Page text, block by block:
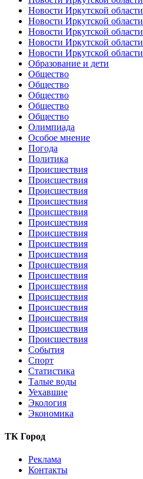
Новости Иркутской области
Новости Иркутской области
Новости Иркутской области
Новости Иркутской области
Новости Иркутской области
Образование и дети
Общество
Общество
Общество
Общество
Общество
Олимпиада
Особое мнение
Погода
Политика
Происшествия
Происшествия
Происшествия
Происшествия
Происшествия
Происшествия
Происшествия
Происшествия
Происшествия
Происшествия
Происшествия
Происшествия
Происшествия
Происшествия
Происшествия
Происшествия
Происшествия
События
Спорт
Статистика
Талые воды
Уехавшие
Экология
Экономика
ТК Город
Реклама
Контакты